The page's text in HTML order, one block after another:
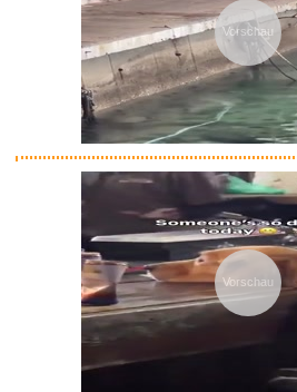
Vorschau
Vorschau